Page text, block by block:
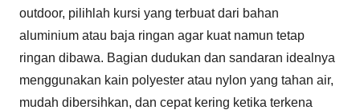
outdoor, pilihlah kursi yang terbuat dari bahan
aluminium atau baja ringan agar kuat namun tetap
ringan dibawa. Bagian dudukan dan sandaran idealnya
menggunakan kain polyester atau nylon yang tahan air,
mudah dibersihkan, dan cepat kering ketika terkena